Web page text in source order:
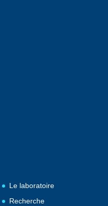
Le laboratoire
Recherche